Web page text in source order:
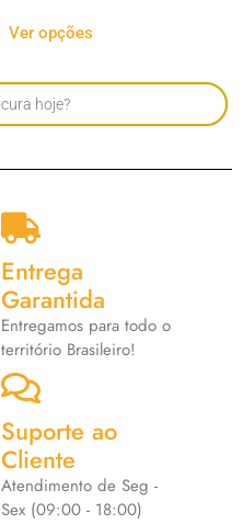
Ver opções
Entrega
Garantida
Entregamos para todo o
território Brasileiro!
Suporte ao
Cliente
Atendimento de Seg -
Sex (09:00 - 18:00)